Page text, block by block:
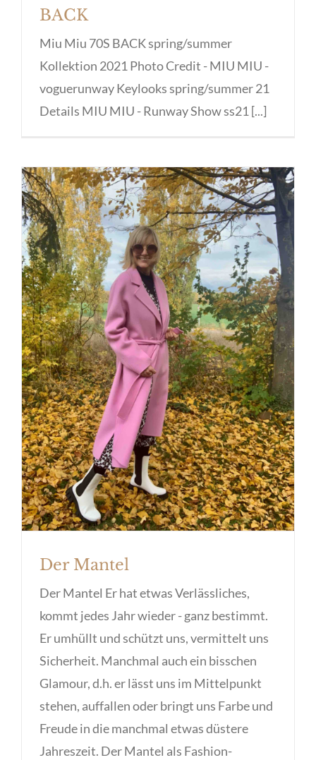
BACK
Miu Miu 70S BACK spring/summer
Kollektion 2021 Photo Credit - MIU MIU -
voguerunway Keylooks spring/summer 21
Details MIU MIU - Runway Show ss21 [...]
Der Mantel
Der Mantel
Der Mantel Er hat etwas Verlässliches,
kommt jedes Jahr wieder - ganz bestimmt.
Er umhüllt und schützt uns, vermittelt uns
Sicherheit. Manchmal auch ein bisschen
Glamour, d.h. er lässt uns im Mittelpunkt
stehen, auffallen oder bringt uns Farbe und
Freude in die manchmal etwas düstere
Jahreszeit. Der Mantel als Fashion-